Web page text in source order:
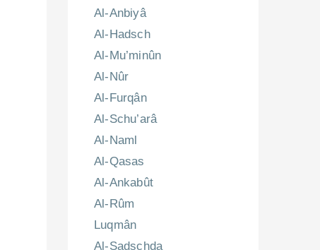
Al-Anbiyâ
Al-Hadsch
Al-Mu’minûn
Al-Nûr
Al-Furqân
Al-Schu’arâ
Al-Naml
Al-Qasas
Al-Ankabût
Al-Rûm
Luqmân
Al-Sadschda